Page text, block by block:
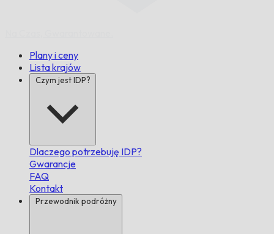
Plany i ceny
Lista krajów
Czym jest IDP?
Dlaczego potrzebuję IDP?
Gwarancje
FAQ
Kontakt
Przewodnik podróżny